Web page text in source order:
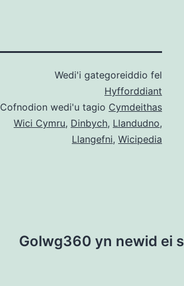
Wedi'i gategoreiddio fel
Hyfforddiant
Cofnodion wedi'u tagio Cymdeithas
Wici Cymru, Dinbych, Llandudno,
Llangefni, Wicipedia
Golwg360 yn newid ei